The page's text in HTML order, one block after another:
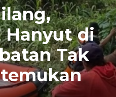
Hanyut di
Tak